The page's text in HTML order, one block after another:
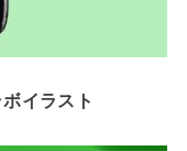
イラスト